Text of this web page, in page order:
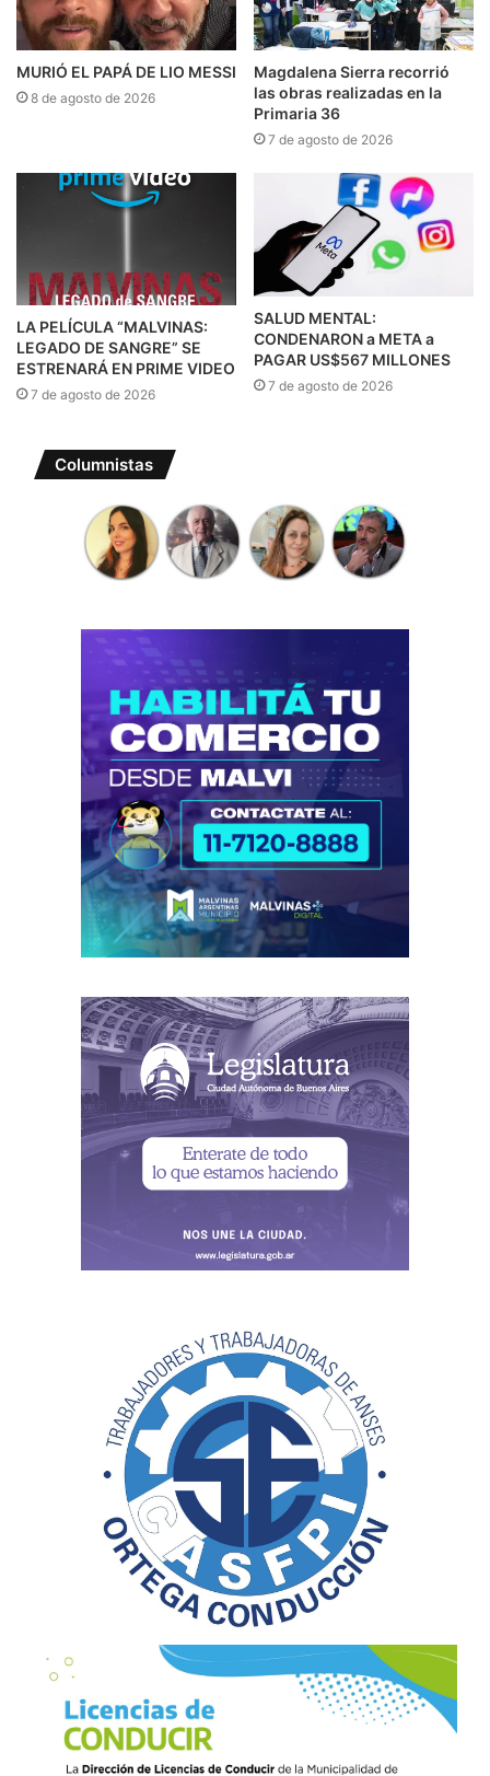
MURIÓ EL PAPÁ DE LIO MESSI
8 de agosto de 2026
Magdalena Sierra recorrió
las obras realizadas en la
Primaria 36
7 de agosto de 2026
LA PELÍCULA “MALVINAS:
LEGADO DE SANGRE” SE
ESTRENARÁ EN PRIME VIDEO
7 de agosto de 2026
SALUD MENTAL:
CONDENARON a META a
PAGAR US$567 MILLONES
7 de agosto de 2026
Columnistas